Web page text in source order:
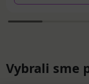
Vybrali sme